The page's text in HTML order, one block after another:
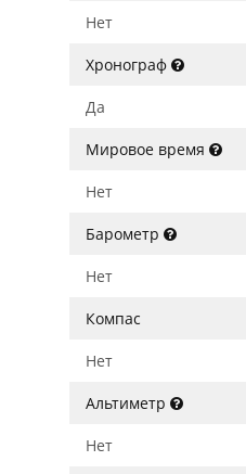
Нет
Хронограф
Да
Мировое время
Нет
Барометр
Нет
Компас
Нет
Альтиметр
Нет